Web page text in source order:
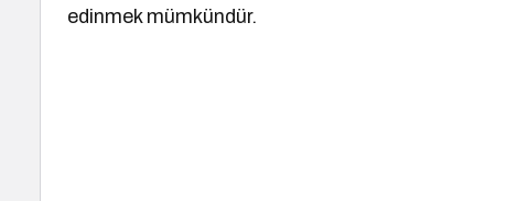
edinmek mümkündür.